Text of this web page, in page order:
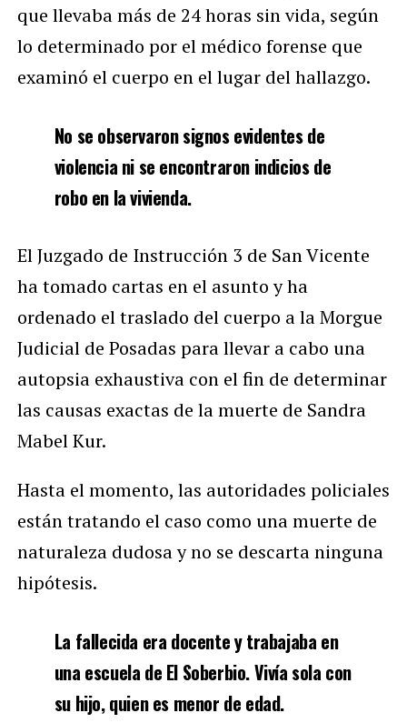
que llevaba más de 24 horas sin vida, según
lo determinado por el médico forense que
examinó el cuerpo en el lugar del hallazgo.
No se observaron signos evidentes de
violencia ni se encontraron indicios de
robo en la vivienda.
El Juzgado de Instrucción 3 de San Vicente
ha tomado cartas en el asunto y ha
ordenado el traslado del cuerpo a la Morgue
Judicial de Posadas para llevar a cabo una
autopsia exhaustiva con el fin de determinar
las causas exactas de la muerte de Sandra
Mabel Kur.
Hasta el momento, las autoridades policiales
están tratando el caso como una muerte de
naturaleza dudosa y no se descarta ninguna
hipótesis.
La fallecida era docente y trabajaba en
una escuela de El Soberbio. Vivía sola con
su hijo, quien es menor de edad.